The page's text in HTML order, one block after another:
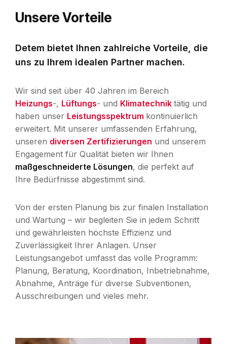
Unsere Vorteile
Detem bietet Ihnen zahlreiche Vorteile, die
uns zu Ihrem idealen Partner machen.
Wir sind seit über 40 Jahren im Bereich
Heizungs-, Lüftungs- und Klimatechnik tätig und
haben unser Leistungsspektrum kontinuierlich
erweitert. Mit unserer umfassenden Erfahrung,
unseren diversen Zertifizierungen und unserem
Engagement für Qualität bieten wir Ihnen
maßgeschneiderte Lösungen, die perfekt auf
Ihre Bedürfnisse abgestimmt sind.
Von der ersten Planung bis zur finalen Installation
und Wartung – wir begleiten Sie in jedem Schritt
und gewährleisten höchste Effizienz und
Zuverlässigkeit Ihrer Anlagen. Unser
Leistungsangebot umfasst das volle Programm:
Planung, Beratung, Koordination, Inbetriebnahme,
Abnahme, Anträge für diverse Subventionen,
Ausschreibungen und vieles mehr.